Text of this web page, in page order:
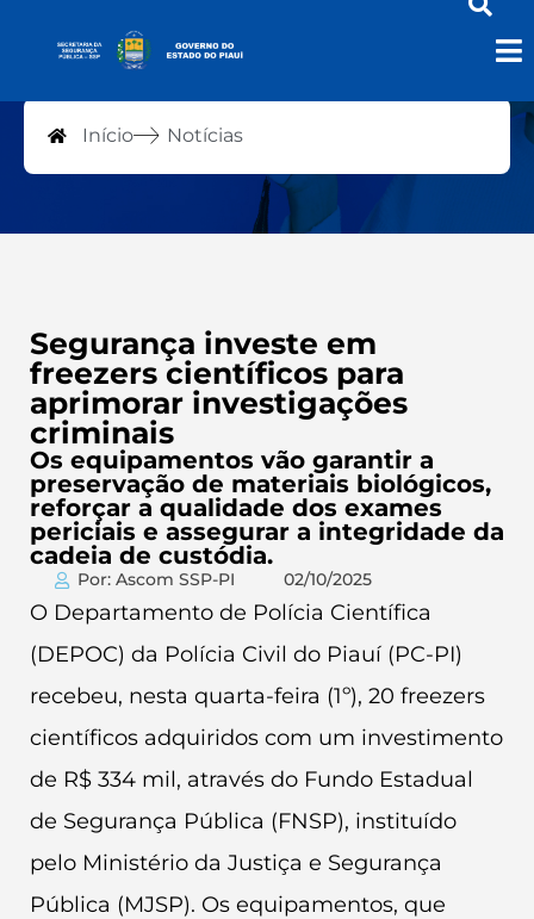
Notícias
Início Notícias
Segurança investe em
freezers científicos para
aprimorar investigações
criminais
Os equipamentos vão garantir a
preservação de materiais biológicos,
reforçar a qualidade dos exames
periciais e assegurar a integridade da
cadeia de custódia.
Por: Ascom SSP-PI 02/10/2025
O Departamento de Polícia Científica
(DEPOC) da Polícia Civil do Piauí (PC-PI)
recebeu, nesta quarta-feira (1º), 20 freezers
científicos adquiridos com um investimento
de R$ 334 mil, através do Fundo Estadual
de Segurança Pública (FNSP), instituído
pelo Ministério da Justiça e Segurança
Pública (MJSP). Os equipamentos, que